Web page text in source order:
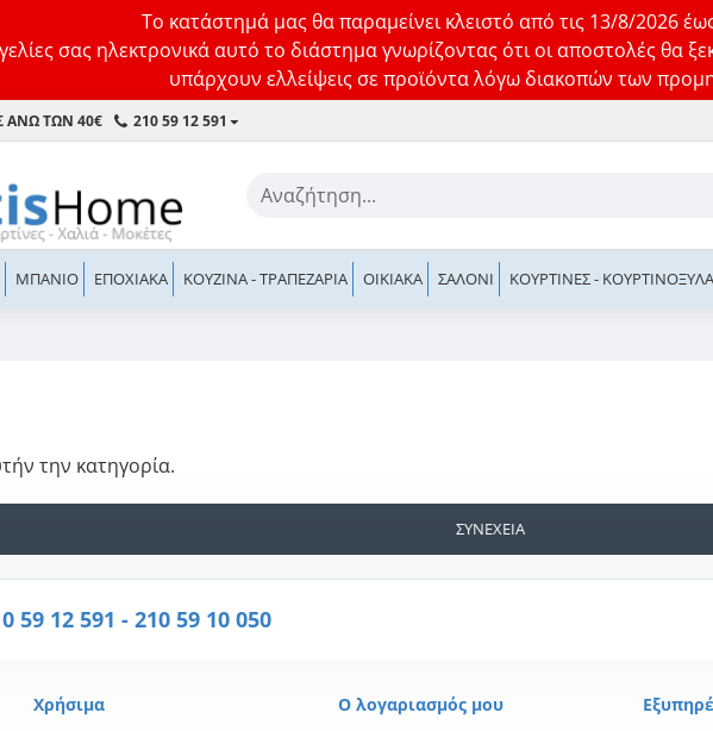
Το κατάστημά μας θα παραμείνει κλειστό από τις 13/8/2026
σας ηλεκτρονικά αυτό το διάστημα γνωρίζοντας ότι οι αποστολές θα
υπάρχουν ελλείψεις σε προϊόντα λόγω διακοπών των
ΑΝΩ ΤΩΝ 40€ 210 59 12 591
ΜΠΆΝΙΟ ΕΠΟΧΙΑΚΆ ΚΟΥΖΊΝΑ - ΤΡΑΠΕΖΑΡΊΑ ΟΙΚΙΑΚΆ ΣΑΛΌΝΙ ΚΟΥΡΤΊΝΕΣ - ΚΟΥΡΤΙΝΌΞΥΛΑ
την κατηγορία.
ΣΥΝΈΧΕΙΑ
59 12 591 - 210 59 10 050
Χρήσιμα Ο λογαριασμός μου